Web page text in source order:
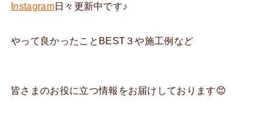
Instagram日々更新中です♪
やって良かったことBEST３や施工例など
皆さまのお役に立つ情報をお届けしております😊